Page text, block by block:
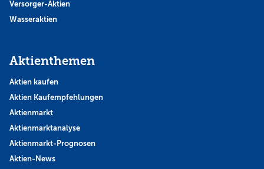
Versorger-Aktien
Wasseraktien
Aktienthemen
Aktien kaufen
Aktien Kaufempfehlungen
Aktienmarkt
Aktienmarktanalyse
Aktienmarkt-Prognosen
Aktien-News